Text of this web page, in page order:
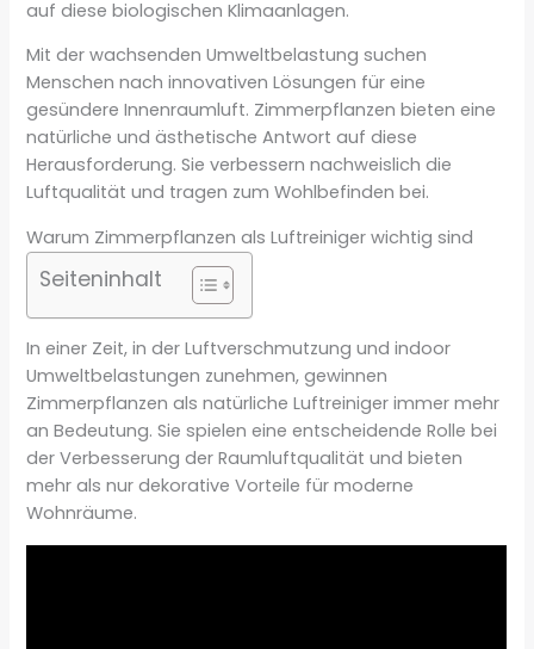
auf diese biologischen Klimaanlagen.
Mit der wachsenden Umweltbelastung suchen
Menschen nach innovativen Lösungen für eine
gesündere Innenraumluft. Zimmerpflanzen bieten eine
natürliche und ästhetische Antwort auf diese
Herausforderung. Sie verbessern nachweislich die
Luftqualität und tragen zum Wohlbefinden bei.
Warum Zimmerpflanzen als Luftreiniger wichtig sind
Seiteninhalt
In einer Zeit, in der Luftverschmutzung und indoor
Umweltbelastungen zunehmen, gewinnen
Zimmerpflanzen als natürliche Luftreiniger immer mehr
an Bedeutung. Sie spielen eine entscheidende Rolle bei
der Verbesserung der Raumluftqualität und bieten
mehr als nur dekorative Vorteile für moderne
Wohnräume.